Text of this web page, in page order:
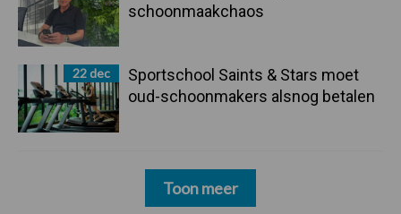
schoonmaakchaos
22 dec
Sportschool Saints & Stars moet
oud-schoonmakers alsnog betalen
Toon meer